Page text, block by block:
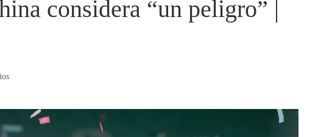
considera “un peligro” |